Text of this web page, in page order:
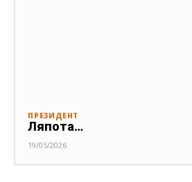
ПРЕЗИДЕНТ
Ляпота…
19/05/2026